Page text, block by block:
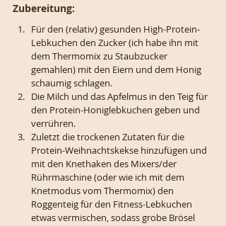
Zubereitung:
Für den (relativ) gesunden High-Protein-
Lebkuchen den Zucker (ich habe ihn mit
dem Thermomix zu Staubzucker
gemahlen) mit den Eiern und dem Honig
schaumig schlagen.
Die Milch und das Apfelmus in den Teig für
den Protein-Honiglebkuchen geben und
verrühren.
Zuletzt die trockenen Zutaten für die
Protein-Weihnachtskekse hinzufügen und
mit den Knethaken des Mixers/der
Rührmaschine (oder wie ich mit dem
Knetmodus vom Thermomix) den
Roggenteig für den Fitness-Lebkuchen
etwas vermischen, sodass grobe Brösel